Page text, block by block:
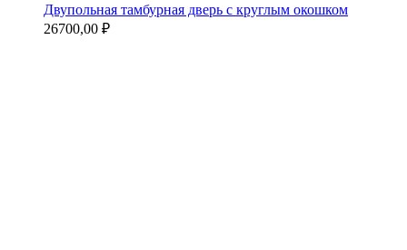
Двупольная тамбурная дверь с круглым окошком
26700,00 ₽